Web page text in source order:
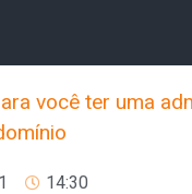
você ter uma
14:30